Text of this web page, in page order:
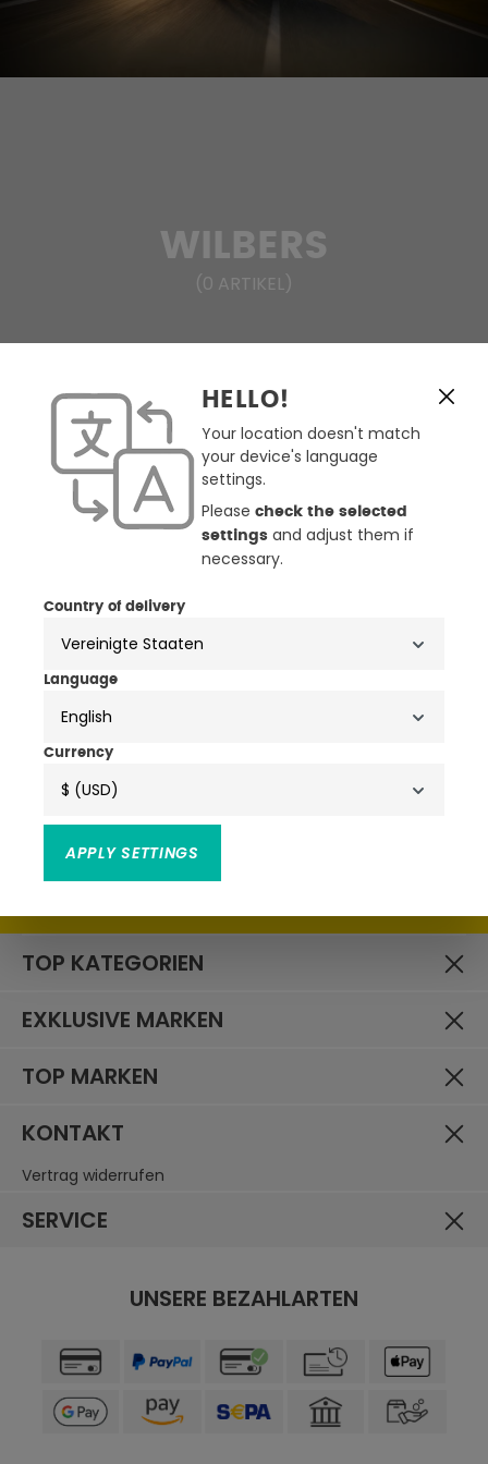
WILBERS
(0 ARTIKEL)
FILTERN & SORTIEREN
Keine Produkte gefunden.
ANMELDEN & ATTRAKTIVE
VORTEILE SICHERN
• Exklusive Aktionen, Produktneuheiten & Trends
• Attraktive Rabatte, Schnäppchen & Gutscheine
Ich habe dieDatenschutzbestimmungen
genommen und dieAGBgelesen und bin mit ihnen
TOP KATEGORIEN
EXKLUSIVE MARKEN
TOP MARKEN
KONTAKT
Vertrag widerrufen
SERVICE
UNSERE BEZAHLARTEN
HELLO!
Your location doesn't match
your device's language
settings.
Please check the selected
settings and adjust them if
necessary.
Country of delivery
Language
English
Currency
$ (USD)
APPLY SETTINGS